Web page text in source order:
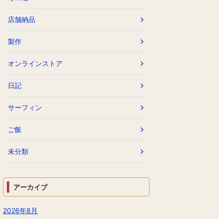
店舗納品
製作
オンラインストア
日記
サーフィン
ご飯
未分類
アーカイブ
2026年8月